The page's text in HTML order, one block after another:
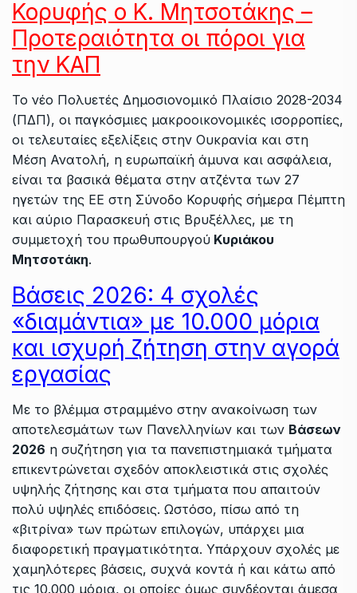
Κορυφής ο Κ. Μητσοτάκης –
Προτεραιότητα οι πόροι για
την ΚΑΠ
Το νέο Πολυετές Δημοσιονομικό Πλαίσιο 2028-2034
(ΠΔΠ), οι παγκόσμιες μακροοικονομικές ισορροπίες,
οι τελευταίες εξελίξεις στην Ουκρανία και στη
Μέση Ανατολή, η ευρωπαϊκή άμυνα και ασφάλεια,
είναι τα βασικά θέματα στην ατζέντα των 27
ηγετών της ΕΕ στη Σύνοδο Κορυφής σήμερα Πέμπτη
και αύριο Παρασκευή στις Βρυξέλλες, με τη
συμμετοχή του πρωθυπουργού Κυριάκου
Μητσοτάκη.
Βάσεις 2026: 4 σχολές
«διαμάντια» με 10.000 μόρια
και ισχυρή ζήτηση στην αγορά
εργασίας
Με το βλέμμα στραμμένο στην ανακοίνωση των
αποτελεσμάτων των Πανελληνίων και των Βάσεων
2026 η συζήτηση για τα πανεπιστημιακά τμήματα
επικεντρώνεται σχεδόν αποκλειστικά στις σχολές
υψηλής ζήτησης και στα τμήματα που απαιτούν
πολύ υψηλές επιδόσεις. Ωστόσο, πίσω από τη
«βιτρίνα» των πρώτων επιλογών, υπάρχει μια
διαφορετική πραγματικότητα. Υπάρχουν σχολές με
χαμηλότερες βάσεις, συχνά κοντά ή και κάτω από
τις 10.000 μόρια, οι οποίες όμως συνδέονται άμεσα